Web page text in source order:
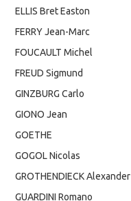
ELLIS Bret Easton
FERRY Jean-Marc
FOUCAULT Michel
FREUD Sigmund
GINZBURG Carlo
GIONO Jean
GOETHE
GOGOL Nicolas
GROTHENDIECK Alexander
GUARDINI Romano